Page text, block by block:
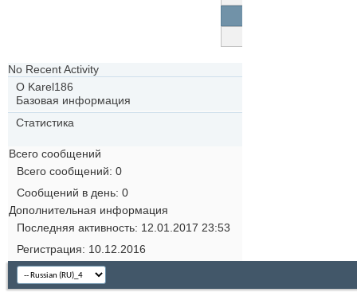
No Recent Activity
О Karel186
Базовая информация
Статистика
Всего сообщений
Всего сообщений 0
Сообщений в день 0
Дополнительная информация
Последняя активность 12.01.2017 23:53
Регистрация
10.12.2016